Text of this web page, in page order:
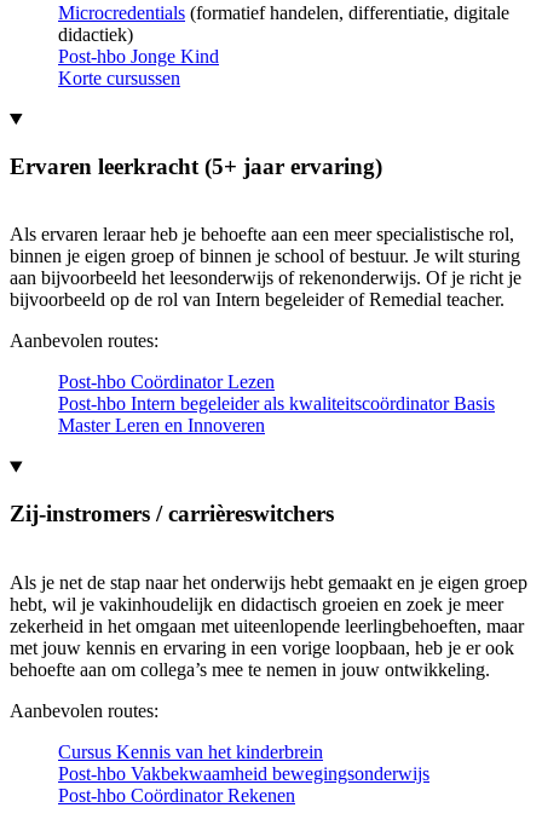
Microcredentials (formatief handelen, differentiatie, digitale
didactiek)
Post-hbo Jonge Kind
Korte cursussen
Ervaren leerkracht (5+ jaar ervaring)
Als ervaren leraar heb je behoefte aan een meer specialistische rol,
binnen je eigen groep of binnen je school of bestuur. Je wilt sturing
aan bijvoorbeeld het leesonderwijs of rekenonderwijs. Of je richt je
bijvoorbeeld op de rol van Intern begeleider of Remedial teacher.
Aanbevolen routes:
Post-hbo Coördinator Lezen
Post-hbo Intern begeleider als kwaliteitscoördinator Basis
Master Leren en Innoveren
Zij-instromers / carrièreswitchers
Als je net de stap naar het onderwijs hebt gemaakt en je eigen groep
hebt, wil je vakinhoudelijk en didactisch groeien en zoek je meer
zekerheid in het omgaan met uiteenlopende leerlingbehoeften, maar
met jouw kennis en ervaring in een vorige loopbaan, heb je er ook
behoefte aan om collega’s mee te nemen in jouw ontwikkeling.
Aanbevolen routes:
Cursus Kennis van het kinderbrein
Post-hbo Vakbekwaamheid bewegingsonderwijs
Post-hbo Coördinator Rekenen